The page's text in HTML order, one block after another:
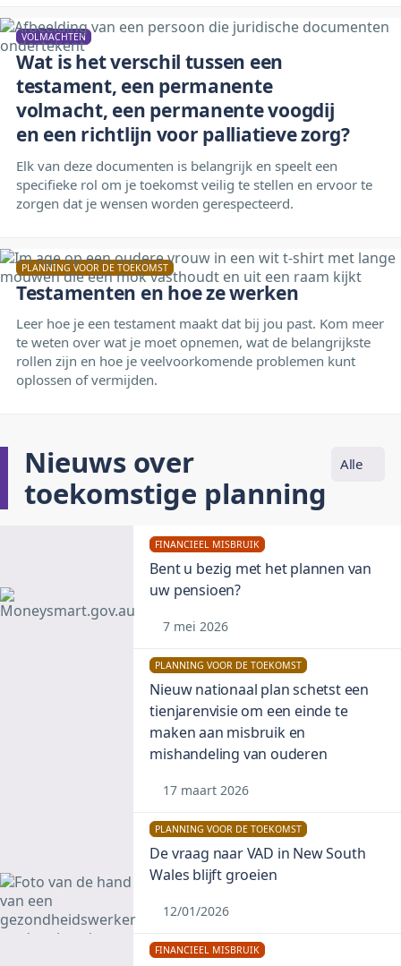
VOLMACHTEN
Wat is het verschil tussen een
testament, een permanente
volmacht, een permanente voogdij
en een richtlijn voor palliatieve zorg?
Elk van deze documenten is belangrijk en speelt een
specifieke rol om je toekomst veilig te stellen en ervoor te
zorgen dat je wensen worden gerespecteerd.
PLANNING VOOR DE TOEKOMST
Testamenten en hoe ze werken
Leer hoe je een testament maakt dat bij jou past. Kom meer
te weten over wat je moet opnemen, wat de belangrijkste
rollen zijn en hoe je veelvoorkomende problemen kunt
oplossen of vermijden.
Nieuws over
toekomstige planning
Alle
FINANCIEEL MISBRUIK
Bent u bezig met het plannen van
uw pensioen?
7 mei 2026
PLANNING VOOR DE TOEKOMST
Nieuw nationaal plan schetst een
tienjarenvisie om een einde te
maken aan misbruik en
mishandeling van ouderen
17 maart 2026
PLANNING VOOR DE TOEKOMST
De vraag naar VAD in New South
Wales blijft groeien
12/01/2026
FINANCIEEL MISBRUIK